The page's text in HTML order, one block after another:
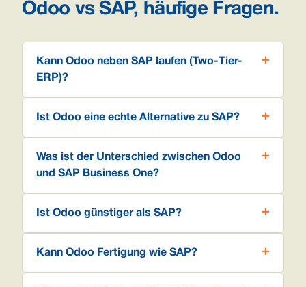
Odoo vs SAP, häufige Fragen.
Kann Odoo neben SAP laufen (Two-Tier-
ERP)?
Ist Odoo eine echte Alternative zu SAP?
Was ist der Unterschied zwischen Odoo
und SAP Business One?
Ist Odoo günstiger als SAP?
Kann Odoo Fertigung wie SAP?